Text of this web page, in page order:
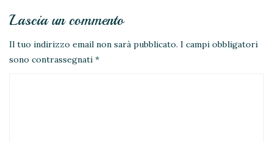
Lascia un commento
Il tuo indirizzo email non sarà pubblicato. I campi obbligatori
sono contrassegnati *